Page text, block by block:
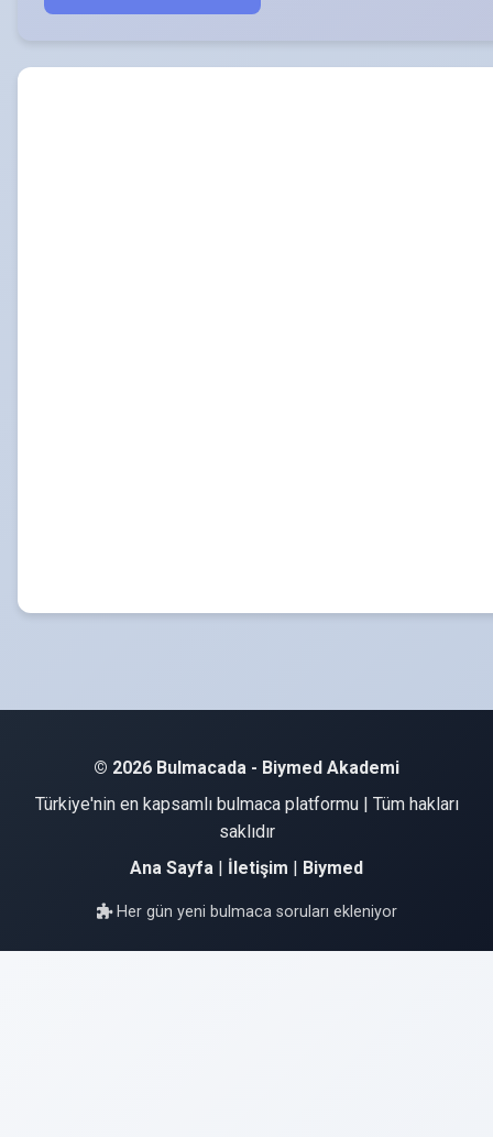
© 2026 Bulmacada - Biymed Akademi
Türkiye'nin en kapsamlı bulmaca platformu | Tüm hakları
saklıdır
Ana Sayfa | İletişim | Biymed
Her gün yeni bulmaca soruları ekleniyor